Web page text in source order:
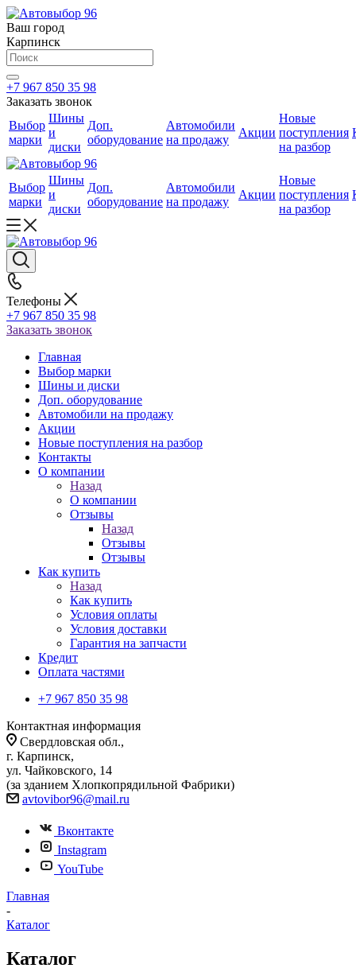
Ваш город
Карпинск
+7 967 850 35 98
Заказать звонок
Выбор
марки
Шины
и
диски
Доп.
оборудование
Автомобили
на продажу
Акции
Новые
поступления
на разбор
Выбор
марки
Шины
и
диски
Доп.
оборудование
Автомобили
на продажу
Акции
Новые
поступления
на разбор
Телефоны
+7 967 850 35 98
Заказать звонок
Главная
Выбор марки
Шины и диски
Доп. оборудование
Автомобили на продажу
Акции
Новые поступления на разбор
Контакты
О компании
Назад
О компании
Отзывы
Назад
Отзывы
Отзывы
Как купить
Назад
Как купить
Условия оплаты
Условия доставки
Гарантия на запчасти
Кредит
Оплата частями
+7 967 850 35 98
Контактная информация
Свердловская обл.,
г. Карпинск,
ул. Чайковского, 14
(за зданием Хлопкопрядильной Фабрики)
avtovibor96@mail.ru
Вконтакте
Instagram
YouTube
Главная
-
Каталог
Каталог